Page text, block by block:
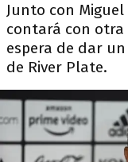
Junto con
contará con otra
espera de dar
de River Plate.